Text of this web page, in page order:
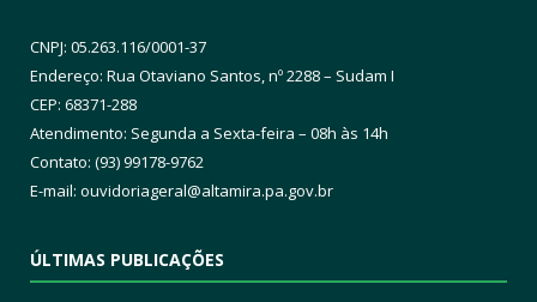
CNPJ: 05.263.116/0001-37
Endereço: Rua Otaviano Santos, nº 2288 – Sudam I
CEP: 68371-288
Atendimento: Segunda a Sexta-feira – 08h às 14h
Contato: (93) 99178-9762
E-mail: ouvidoriageral@altamira.pa.gov.br
ÚLTIMAS PUBLICAÇÕES